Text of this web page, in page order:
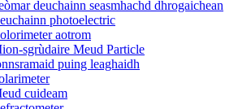
deuchainn seasmhachd dhrogaichean
photoelectric
aotrom
sgrùdaire Meud Particle
puing leaghaidh
cuideam